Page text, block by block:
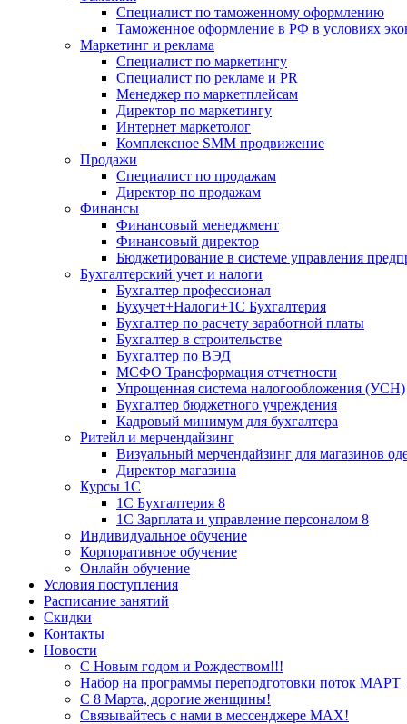
Специалист по таможенному оформлению
Таможенное оформление в РФ в условиях
Маркетинг и реклама
Специалист по маркетингу
Специалист по рекламе и PR
Менеджер по маркетплейсам
Директор по маркетингу
Интернет маркетолог
Комплексное SMM продвижение
Продажи
Специалист по продажам
Директор по продажам
Финансы
Финансовый менеджмент
Финансовый директор
Бюджетирование в системе управления
Бухгалтерский учет и налоги
Бухгалтер профессионал
Бухучет+Налоги+1С Бухгалтерия
Бухгалтер по расчету заработной платы
Бухгалтер в строительстве
Бухгалтер по ВЭД
МСФО Трансформация отчетности
Упрощенная система налогообложения (УСН)
Бухгалтер бюджетного учреждения
Кадровый минимум для бухгалтера
Ритейл и мерчендайзинг
Визуальный мерчендайзинг для магазинов
Директор магазина
Курсы 1С
1С Бухгалтерия 8
1С Зарплата и управление персоналом 8
Индивидуальное обучение
Корпоративное обучение
Онлайн обучение
Условия поступления
Расписание занятий
Скидки
Контакты
Новости
С Новым годом и Рождеством!!!
Набор на программы переподготовки поток МАРТ
С 8 Марта, дорогие женщины!
Связывайтесь с нами в мессенджере MAX!